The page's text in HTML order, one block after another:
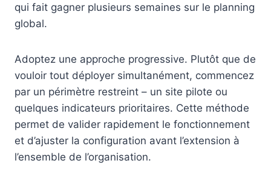
qui fait gagner plusieurs semaines sur le planning
global.
Adoptez une approche progressive. Plutôt que de
vouloir tout déployer simultanément, commencez
par un périmètre restreint – un site pilote ou
quelques indicateurs prioritaires. Cette méthode
permet de valider rapidement le fonctionnement
et d’ajuster la configuration avant l’extension à
l’ensemble de l’organisation.